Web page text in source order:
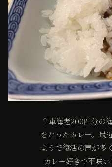
↑車海老200匹分の
をとったカレー。最
ようで復活の声が多
カレー好きで不味